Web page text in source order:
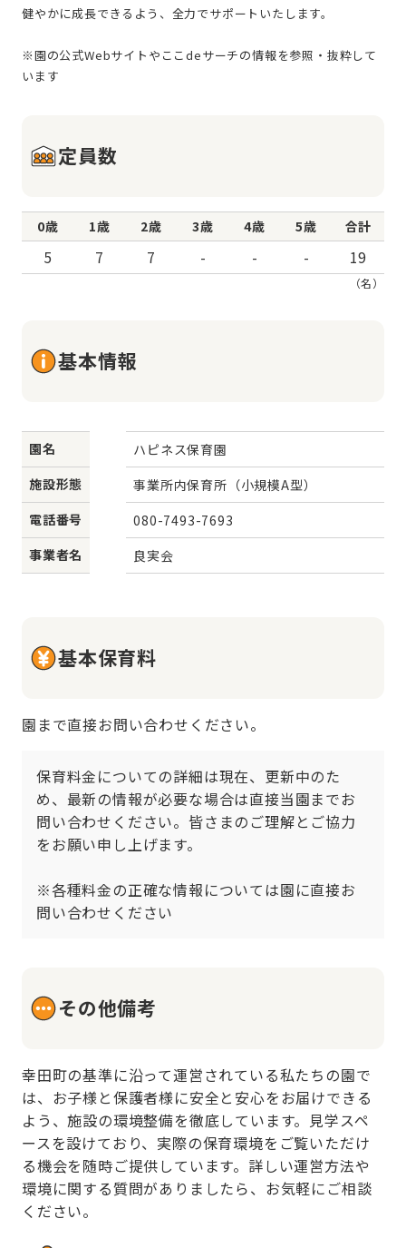
健やかに成長できるよう、全力でサポートいたします。
※園の公式Webサイトやここdeサーチの情報を参照・抜粋して
定員数
0歳 1歳 2歳 3歳 4歳 5歳 合計
5 7 7 - - - 19
（名）
基本情報
園名
ハピネス保育園
施設形態
事業所内保育所（小規模A型）
電話番号
080-7493-7693
事業者名
良実会
基本保育料
園まで直接お問い合わせください。
保育料金についての詳細は現在、更新中のた
め、最新の情報が必要な場合は直接当園までお
問い合わせください。皆さまのご理解とご協力
をお願い申し上げます。
※各種料金の正確な情報については園に直接お
問い合わせください
その他備考
幸田町の基準に沿って運営されている私たちの園で
は、お子様と保護者様に安全と安心をお届けできる
よう、施設の環境整備を徹底しています。見学スペ
ースを設けており、実際の保育環境をご覧いただけ
る機会を随時ご提供しています。詳しい運営方法や
環境に関する質問がありましたら、お気軽にご相談
ください。